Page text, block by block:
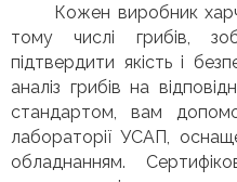
Кожен виробник
тому числі грибів,
підтвердити якість і
аналіз грибів на
стандартом, вам
лабораторії УСАП,
обладнанням.